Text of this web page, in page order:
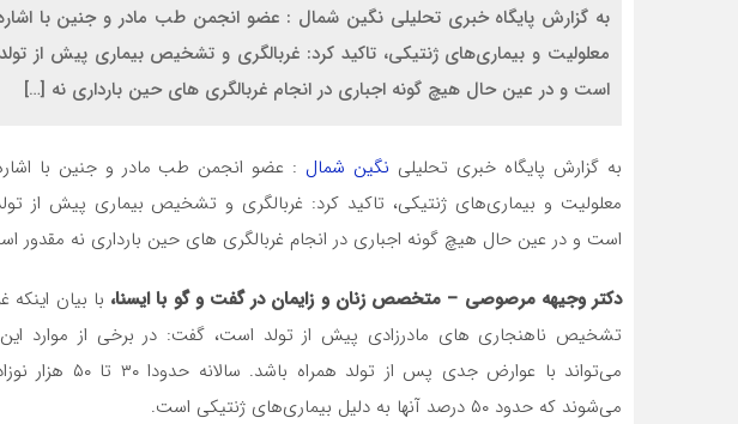
به گزارش پایگاه خبری تحلیلی نگین شمال : عضو انجمن طب مادر و جنین با اشاره به
معلولیت و بیماری‌های ژنتیکی، تاکید کرد: غربالگری و تشخیص بیماری پیش از
است و در عین حال هیچ گونه اجباری در انجام غربالگری های حین بارداری نه […]
به گزارش پایگاه خبری تحلیلی نگین شمال : عضو انجمن طب مادر و جنین با اشاره
معلولیت و بیماری‌های ژنتیکی، تاکید کرد: غربالگری و تشخیص بیماری پیش از
است و در عین حال هیچ گونه اجباری در انجام غربالگری های حین بارداری نه مقدور
دکتر وجیهه مرصوصی – متخصص زنان و زایمان در گفت و گو با ایسنا، با بیان
تشخیص ناهنجاری های مادرزادی پیش از تولد است، گفت: در برخی از موارد
می‌تواند با عوارض
می‌شوند که حدود ۵۰ درصد آنها به دلیل بیماری‌های ژنتیکی است.